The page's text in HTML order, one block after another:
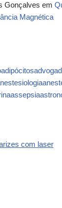
Gonçalves em
Magnética
adipócitos
assepsia
com laser